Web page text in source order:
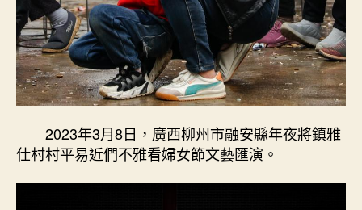
2023年3月8日，廣西柳州市融安縣年夜將鎮雅
仕村村平易近們不雅看婦女節文藝匯演。